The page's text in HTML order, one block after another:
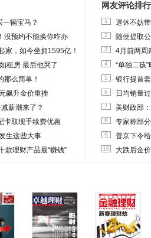
辆宝马？
没预约不能换你咋办
家，如今坐拥1595亿！
租房 最后他哭了
那么简单！
飙升金价重挫
薪潮来了？
卡取现手续费优惠
生这些大事
款理财产品最“赚钱”
网友评论排行
1 退休不妨
2 随便提取
3 4月前两周
4 “单独二孩
5 银行提首
6 日均销量
7 美财政部
8 专家称部
9 普京下令
10 大跌后金